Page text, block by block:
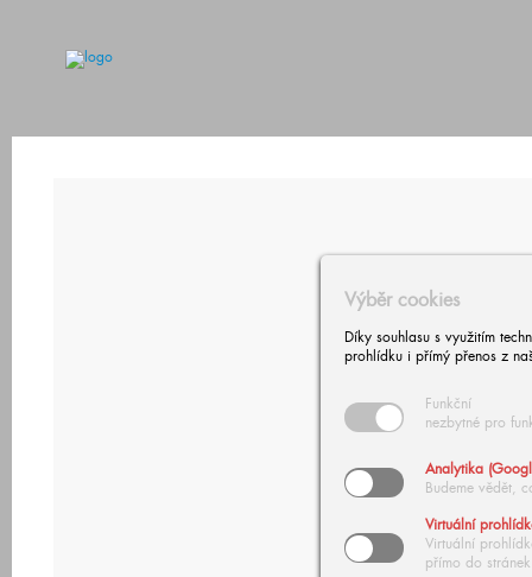
Výběr cookies
Díky souhlasu s využitím
prohlídku i přímý přenos z
Funkční
nezbytné pro
Analytika
Budeme vědět,
Virtuální
Virtuální
přímo do stránek